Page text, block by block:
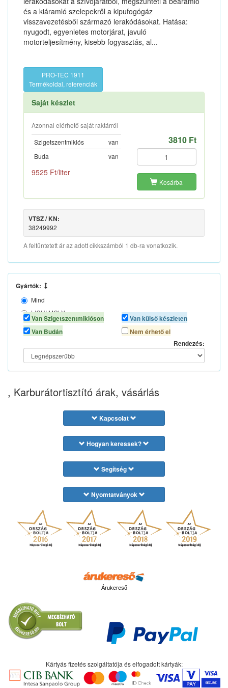
és a kiáramló szelepekről a kipufogógáz
visszavezetésből származó lerakódásokat. Hatása:
nyugodt, egyenletes motorjárat, javuló
motorteljesítmény, kisebb fogyasztás, al...
PRO-TEC 1911
Termékoldal, referenciák
Saját készlet
Azonnal elérhető saját raktárról
Szigetszentmiklós
van
Buda
van
9525 Ft/liter
3810 Ft
Kosárba
VTSZ / KN:
38249992
A feltüntetett ár az adott cikkszámból 1 db-ra vonatkozik.
Gyártók:
Mind
LIQUI MOLY
LOCTITE
MOTIP
PRO-TEC
SCT CHEM
Van Szigetszentmiklóson
Van Budán
Van külső készleten
Nem érhető el
Rendezés:
, Karburátortisztító árak, vásárlás
Kapcsolat
Hogyan keressek?
Segítség
Nyomtatványok
Árukereső
Kártyás fizetés szolgáltatója és elfogadott kártyák: